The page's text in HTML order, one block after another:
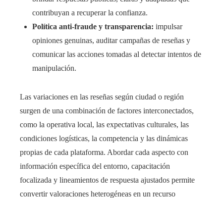
contribuyan a recuperar la confianza.
Política anti-fraude y transparencia: impulsar
opiniones genuinas, auditar campañas de reseñas y
comunicar las acciones tomadas al detectar intentos de
manipulación.
Las variaciones en las reseñas según ciudad o región
surgen de una combinación de factores interconectados,
como la operativa local, las expectativas culturales, las
condiciones logísticas, la competencia y las dinámicas
propias de cada plataforma. Abordar cada aspecto con
información específica del entorno, capacitación
focalizada y lineamientos de respuesta ajustados permite
convertir valoraciones heterogéneas en un recurso